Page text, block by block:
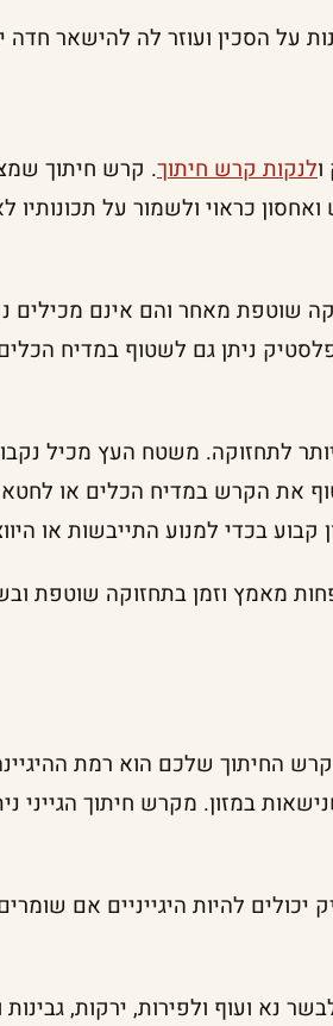
הסכין ועוזר לה להישאר חדה
לנקות קרש חיתוך. קרש חיתוך
כראוי ולשמור על תכונותיו
שוטפת מאחר והם אינם מכילים
ניתן גם לשטוף במדיח
לתחזוקה. משטח העץ מכיל
את הקרש במדיח הכלים או
בכדי למנוע התייבשות או
מאמץ וזמן בתחזוקה שוטפת
החיתוך שלכם הוא רמת
במזון. מקרש חיתוך הגייני
להיות היגייניים אם
נא ועוף ולפירות, ירקות, גבינות